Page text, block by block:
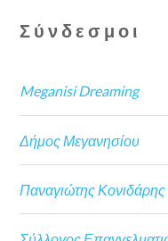
Σύνδεσμοι
Meganisi Dreaming
Δήμος Μεγανησίου
Παναγιώτης Κονιδάρης